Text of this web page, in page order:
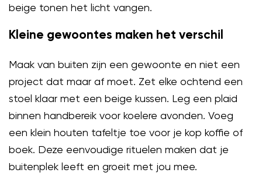
beige tonen het licht vangen.
Kleine gewoontes maken het verschil
Maak van buiten zijn een gewoonte en niet een
project dat maar af moet. Zet elke ochtend een
stoel klaar met een beige kussen. Leg een plaid
binnen handbereik voor koelere avonden. Voeg
een klein houten tafeltje toe voor je kop koffie of
boek. Deze eenvoudige rituelen maken dat je
buitenplek leeft en groeit met jou mee.